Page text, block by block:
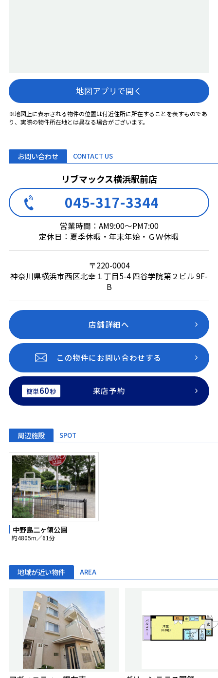
地図アプリで開く
※地図上に表示される物件の位置は付近住所に所在することを表すものであ
り、実際の物件所在地とは異なる場合がございます。
お問い合わせ CONTACT US
リブマックス横浜駅前店
045-317-3344
営業時間：AM9:00～PM7:00
定休日：夏季休暇・年末年始・ＧＷ休暇
〒220-0004
神奈川県横浜市西区北幸１丁目5-4 四谷学院第２ビル 9F-
B
店舗詳細へ
この物件にお問い合わせする
簡単60秒 来店予約
周辺施設 SPOT
中野島二ヶ領公園
約4805m／61分
地域が近い物件 AREA